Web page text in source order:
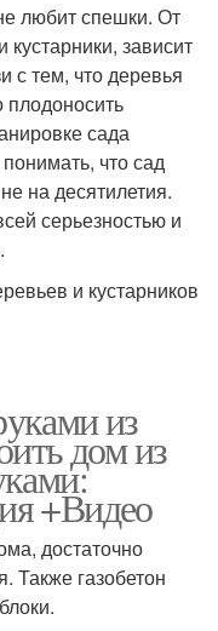
любит спешки. От
зависит
с тем, что деревья
плодоносить
сада
что сад
на десятилетия.
серьезностью и
и кустарников
из
дом из
+Видео
достаточно
Также газобетон